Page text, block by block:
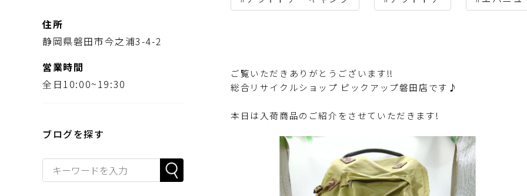
住所
静岡県磐田市今之浦3-4-2
営業時間
全日10:00~19:30
ブログを探す
ご覧いただきありがとうございます!!
総合リサイクルショップ ピックアップ磐田店です♪
本日は入荷商品のご紹介をさせていただきます!